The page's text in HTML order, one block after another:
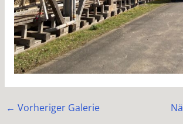
Gradierwerk Reinigung Bad Orb 6
← Vorheriger Galerie